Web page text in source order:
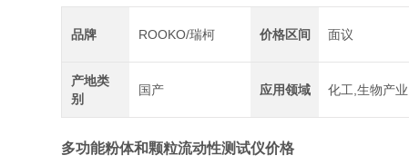
品牌 ROOKO/瑞柯 价格区间 面议
产地类
别
国产 应用领域 化工,生物产
多功能粉体和颗粒流动性测试仪价格